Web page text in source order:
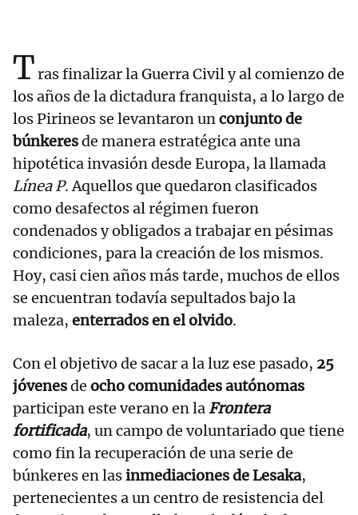
Tras finalizar la Guerra Civil y al comienzo de
los años de la dictadura franquista, a lo largo de
los Pirineos se levantaron unconjunto de
búnkeresde manera estratégica ante una
hipotética invasión desde Europa, la llamada
Línea P. Aquellos que quedaron clasificados
como desafectos al régimen fueron
condenados y obligados a trabajar en pésimas
condiciones, para la creación de los mismos.
Hoy, casi cien años más tarde, muchos de ellos
se encuentran todavía sepultados bajo la
maleza, enterrados en el olvido.
Con el objetivo de sacar a la luz ese pasado, 25
jóvenesde ocho comunidades autónomas
participan este verano en laFrontera
fortificada, un campo de voluntariado que tiene
como fin la recuperación de una serie de
búnkeres en lasinmediaciones de Lesaka,
pertenecientes a un centro de resistencia del